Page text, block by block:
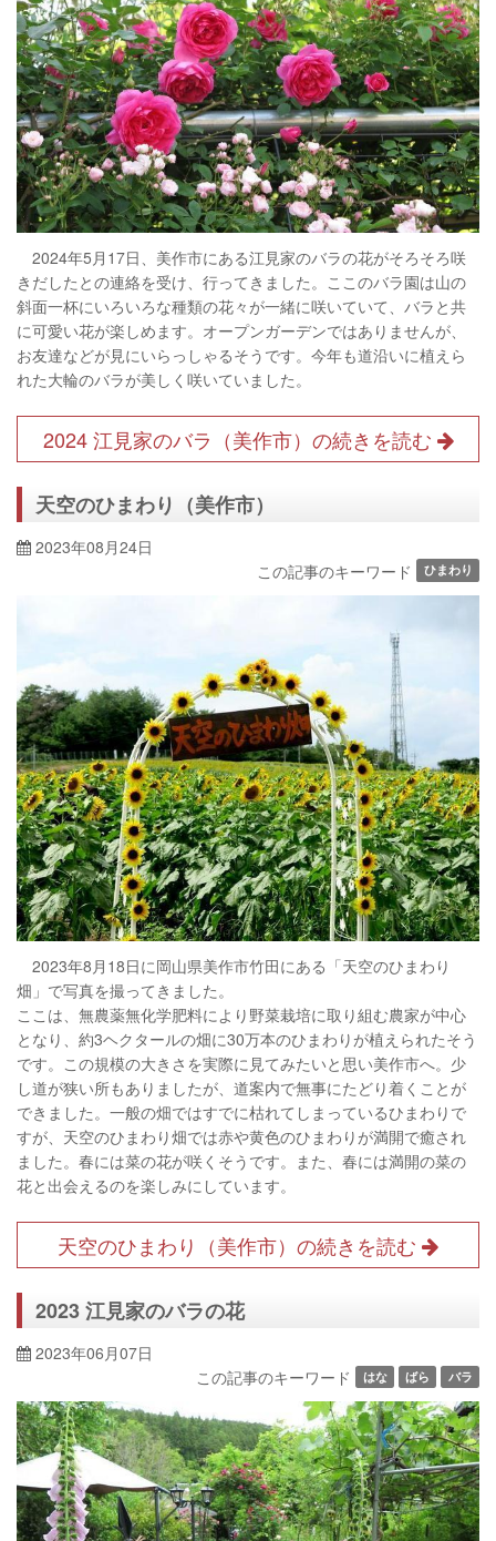
2024年5月17日、美作市にある江見家のバラの花がそろそろ咲
きだしたとの連絡を受け、行ってきました。ここのバラ園は山の
斜面一杯にいろいろな種類の花々が一緒に咲いていて、バラと共
に可愛い花が楽しめます。オープンガーデンではありませんが、
お友達などが見にいらっしゃるそうです。今年も道沿いに植えら
れた大輪のバラが美しく咲いていました。
2024 江見家のバラ（美作市）の続きを読む
天空のひまわり（美作市）
2023年08月24日
この記事のキーワード
ひまわり
2023年8月18日に岡山県美作市竹田にある「天空のひまわり
畑」で写真を撮ってきました。
ここは、無農薬無化学肥料により野菜栽培に取り組む農家が中心
となり、約3ヘクタールの畑に30万本のひまわりが植えられたそう
です。この規模の大きさを実際に見てみたいと思い美作市へ。少
し道が狭い所もありましたが、道案内で無事にたどり着くことが
できました。一般の畑ではすでに枯れてしまっているひまわりで
すが、天空のひまわり畑では赤や黄色のひまわりが満開で癒され
ました。春には菜の花が咲くそうです。また、春には満開の菜の
花と出会えるのを楽しみにしています。
天空のひまわり（美作市）の続きを読む
2023 江見家のバラの花
2023年06月07日
この記事のキーワード
はな ばら バラ